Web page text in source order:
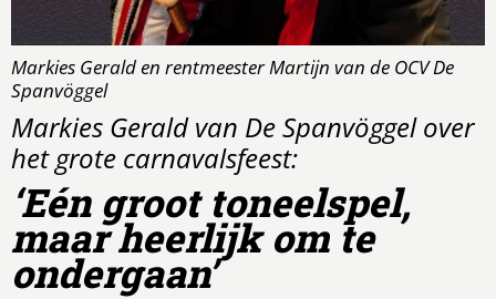
Markies Gerald en rentmeester Martijn van de OCV De
Spanvöggel
Markies Gerald van De Spanvöggel over
het grote carnavalsfeest:
‘Eén groot toneelspel,
maar heerlijk om te
ondergaan’